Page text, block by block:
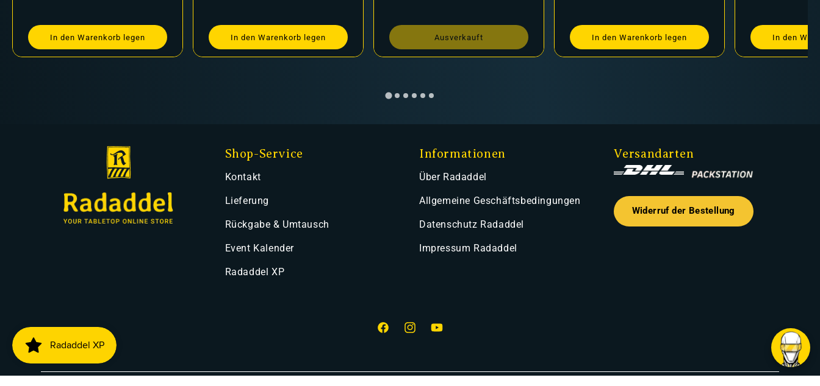
In den Warenkorb legen In den Warenkorb legen Ausverkauft In den Warenkorb legen In den
Shop-Service
Kontakt
Lieferung
Rückgabe & Umtausch
Event Kalender
Radaddel XP
Informationen
Über Radaddel
Allgemeine Geschäftsbedingungen
Datenschutz Radaddel
Impressum Radaddel
Versandarten
Widerruf der Bestellung
FacebookInstagramYouTube